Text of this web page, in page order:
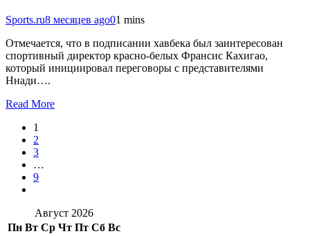
Sports.ru8 месяцев ago01 mins
Отмечается, что в подписании хавбека был заинтересован
спортивный директор красно-белых Франсис Кахигао,
который инициировал переговоры с представителями
Ннади….
Read More
1
2
3
…
9
Август 2026
Пн Вт Ср Чт Пт Сб Вс